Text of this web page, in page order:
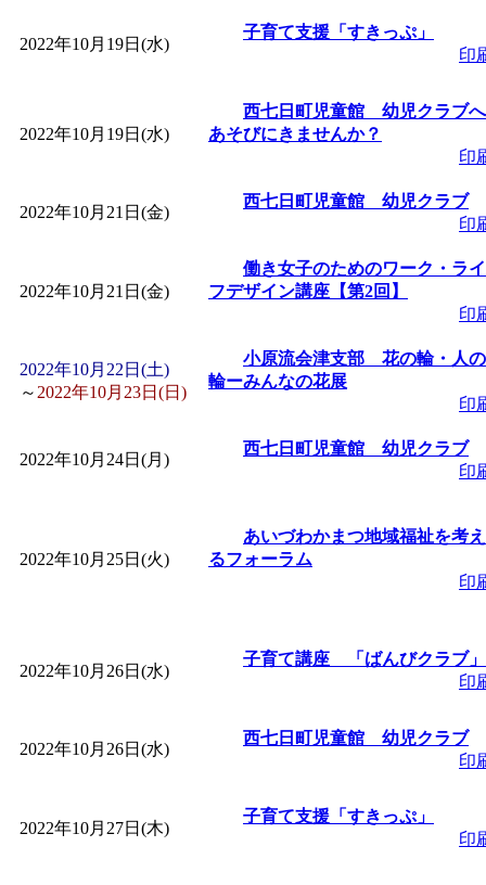
2022年10月19日(水)
子育て支援「すきっぷ」
印
2022年10月19日(水)
西七日町児童館 幼児クラブへ
あそびにきませんか？
印
2022年10月21日(金)
西七日町児童館 幼児クラブ
印
2022年10月21日(金)
働き女子のためのワーク・ライ
フデザイン講座【第2回】
印
2022年10月22日(土)
～ 2022年10月23日(日)
小原流会津支部 花の輪・人の
輪ーみんなの花展
印
2022年10月24日(月)
西七日町児童館 幼児クラブ
印
2022年10月25日(火)
あいづわかまつ地域福祉を考え
るフォーラム
印
2022年10月26日(水)
子育て講座 「ばんびクラブ」
印
2022年10月26日(水)
西七日町児童館 幼児クラブ
印
2022年10月27日(木)
子育て支援「すきっぷ」
印